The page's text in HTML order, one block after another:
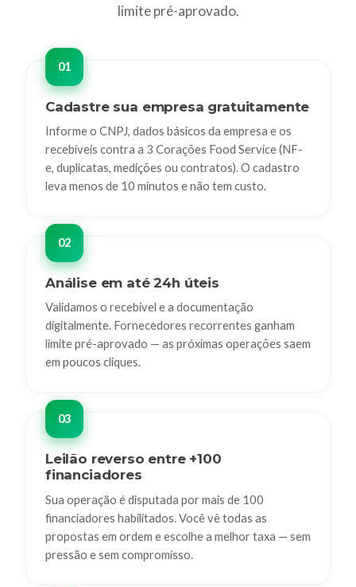
limite pré-aprovado.
Cadastre sua empresa gratuitamente
Informe o CNPJ, dados básicos da empresa e os
recebíveis contra a 3 Corações Food Service (NF-
e, duplicatas, medições ou contratos). O cadastro
leva menos de 10 minutos e não tem custo.
Análise em até 24h úteis
Validamos o recebível e a documentação
digitalmente. Fornecedores recorrentes ganham
limite pré-aprovado — as próximas operações saem
em poucos cliques.
Leilão reverso entre +100
financiadores
Sua operação é disputada por mais de 100
financiadores habilitados. Você vê todas as
propostas em ordem e escolhe a melhor taxa — sem
pressão e sem compromisso.